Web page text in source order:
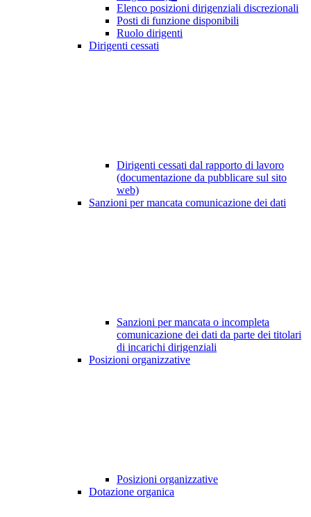
Elenco posizioni dirigenziali discrezionali
Posti di funzione disponibili
Ruolo dirigenti
Dirigenti cessati
Dirigenti cessati dal rapporto di lavoro
(documentazione da pubblicare sul sito
web)
Sanzioni per mancata comunicazione dei dati
Sanzioni per mancata o incompleta
comunicazione dei dati da parte dei titolari
di incarichi dirigenziali
Posizioni organizzative
Posizioni organizzative
Dotazione organica